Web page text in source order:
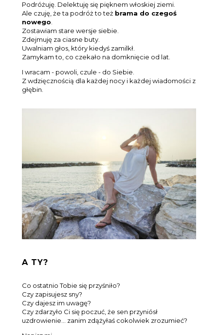
Podróżuję. Delektuję się pięknem włoskiej ziemi.
Ale czuję, że ta podróż to też brama do czegoś
nowego
Zostawiam stare wersje siebie.
Zdejmuję za ciasne buty.
Uwalniam głos, który kiedyś zamilkł.
Zamykam to, co czekało na domknięcie od lat.
I wracam - powoli, czule - do Siebie.
Z wdzięcznością dla każdej nocy i każdej wiadomości z
głębin.
A TY?
Co ostatnio Tobie się przyśniło?
Czy zapisujesz sny?
Czy dajesz im uwagę?
Czy zdarzyło Ci się poczuć, że sen przyniósł
uzdrowienie… zanim zdążyłaś cokolwiek zrozumieć?